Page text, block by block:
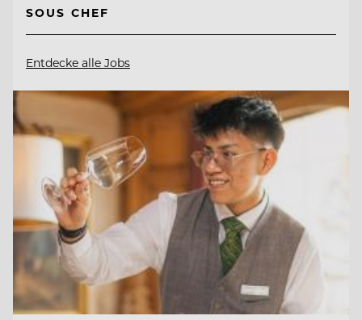
SOUS CHEF
Entdecke alle Jobs